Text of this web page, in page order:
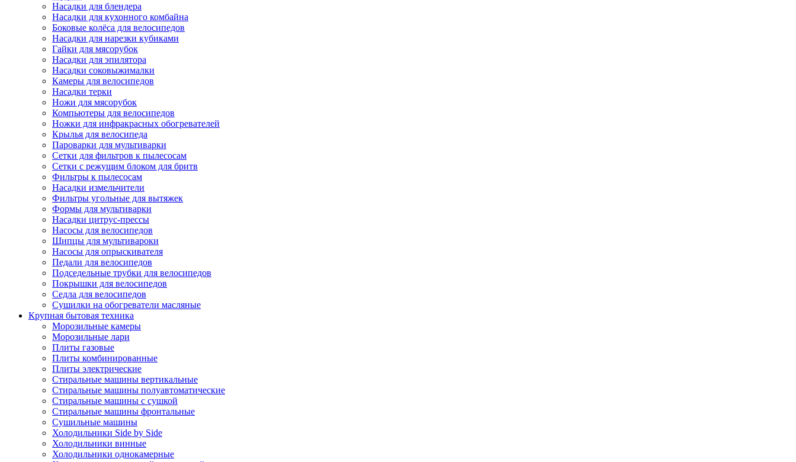
Насадки для блендера
Насадки для кухонного комбайна
Боковые колёса для велосипедов
Насадки для нарезки кубиками
Гайки для мясорубок
Насадки для эпилятора
Насадки соковыжималки
Камеры для велосипедов
Насадки терки
Ножи для мясорубок
Компьютеры для велосипедов
Ножки для инфракрасных обогревателей
Крылья для велосипеда
Пароварки для мультиварки
Сетки для фильтров к пылесосам
Сетки с режущим блоком для бритв
Фильтры к пылесосам
Насадки измельчители
Фильтры угольные для вытяжек
Формы для мультиварки
Насадки цитрус-прессы
Насосы для велосипедов
Щипцы для мультивароки
Насосы для опрыскивателя
Педали для велосипедов
Подседельные трубки для велосипедов
Покрышки для велосипедов
Седла для велосипедов
Сушилки на обогреватели масляные
Крупная бытовая техника
Морозильные камеры
Морозильные лари
Плиты газовые
Плиты комбинированные
Плиты электрические
Стиральные машины вертикальные
Стиральные машины полуавтоматические
Стиральные машины с сушкой
Стиральные машины фронтальные
Сушильные машины
Холодильники Side by Side
Холодильники винные
Холодильники однокамерные